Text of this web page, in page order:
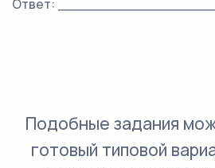
Ответ:
Подобные задания
готовый типовой